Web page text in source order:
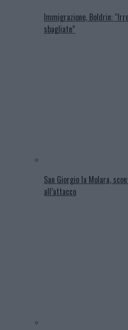
Immigrazione, Boldrin:
sbagliate”
San Giorgio la Molara,
all’attacco